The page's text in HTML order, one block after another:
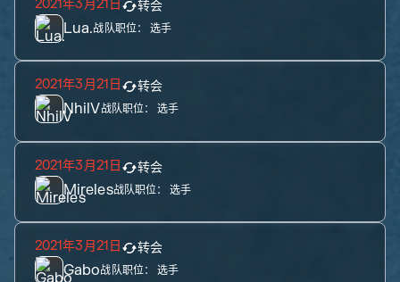
2021年3月21日 转会
Lua.战队职位： 选手
2021年3月21日 转会
NhilV战队职位： 选手
2021年3月21日 转会
Mireles战队职位： 选手
2021年3月21日 转会
Gabo战队职位： 选手